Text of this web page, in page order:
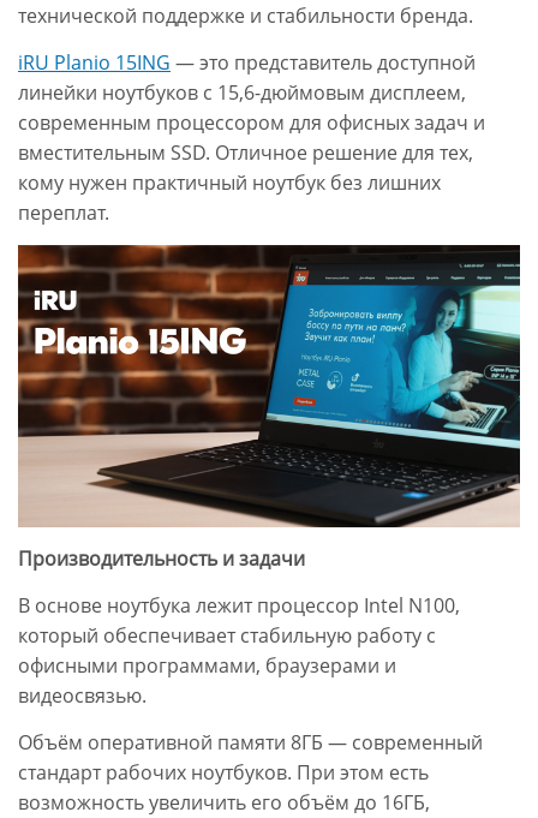
технической поддержке и стабильности бренда.
iRU Planio 15ING — это представитель доступной
линейки ноутбуков с 15,6-дюймовым дисплеем,
современным процессором для офисных задач и
вместительным SSD. Отличное решение для тех,
кому нужен практичный ноутбук без лишних
переплат.
Производительность и задачи
В основе ноутбука лежит процессор Intel N100,
который обеспечивает стабильную работу с
офисными программами, браузерами и
видеосвязью.
Объём оперативной памяти 8ГБ — современный
стандарт рабочих ноутбуков. При этом есть
возможность увеличить его объём до 16ГБ,